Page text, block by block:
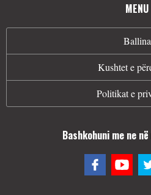
MENU
Ballina
Kushtet e
Politikat e
Bashkohuni me ne